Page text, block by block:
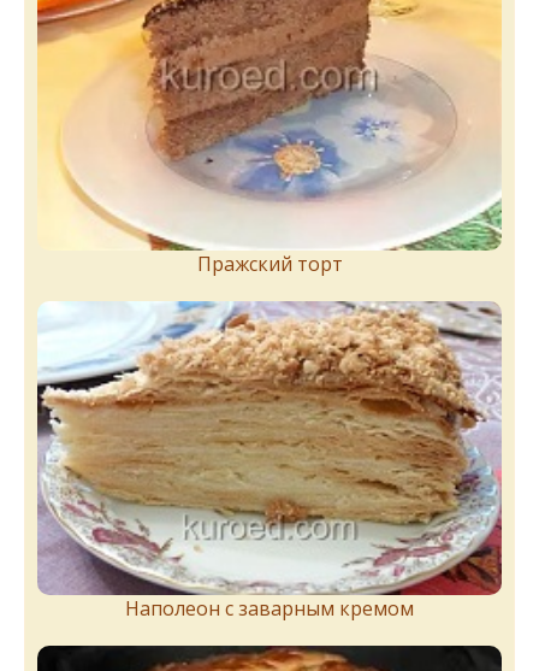
Пражский торт
Наполеон с заварным кремом